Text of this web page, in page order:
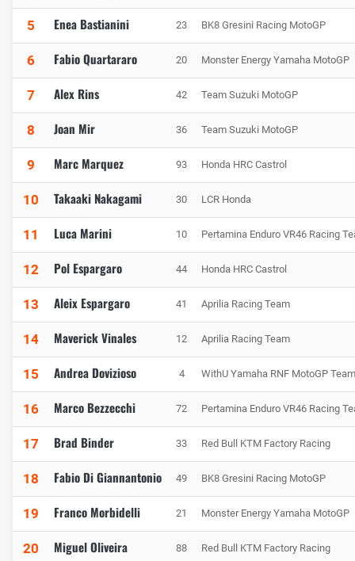
5 Enea Bastianini 23 BK8 Gresini Racing MotoGP
6 Fabio Quartararo 20 Monster Energy Yamaha MotoGP
7 Alex Rins 42 Team Suzuki MotoGP
8 Joan Mir 36 Team Suzuki MotoGP
9 Marc Marquez 93 Honda HRC Castrol
10 Takaaki Nakagami 30 LCR Honda
11 Luca Marini 10 Pertamina Enduro VR46 Racing
12 Pol Espargaro 44 Honda HRC Castrol
13 Aleix Espargaro 41 Aprilia Racing Team
14 Maverick Vinales 12 Aprilia Racing Team
15 Andrea Dovizioso 4 WithU Yamaha RNF MotoGP Team
16 Marco Bezzecchi 72 Pertamina Enduro VR46 Racing
17 Brad Binder 33 Red Bull KTM Factory Racing
18 Fabio Di Giannantonio 49 BK8 Gresini Racing MotoGP
19 Franco Morbidelli 21 Monster Energy Yamaha MotoGP
20 Miguel Oliveira 88 Red Bull KTM Factory Racing